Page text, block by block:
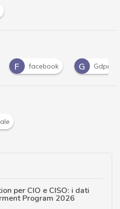
Gdpr P Privacy S
per CIO e CISO: i dati
Program 2026